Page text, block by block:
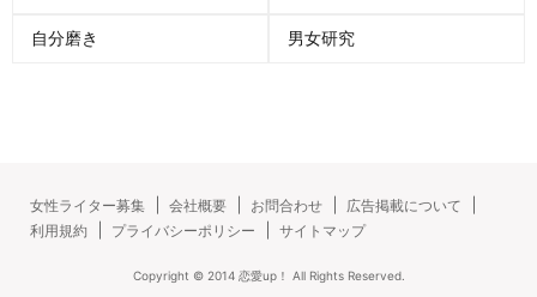
自分磨き 男女研究
女性ライター募集 会社概要 お問合わせ
広告掲載について
利用規約
プライバシーポリシー サイトマップ
Copyright © 2014 恋愛up！ All Rights Reserved.